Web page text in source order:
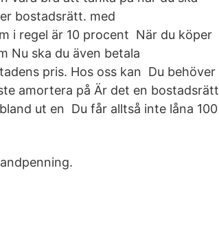
bostadsrätt. med
i regel är 10 procent När du köper
Nu ska du även betala
pris. Hos oss kan Du behöver
amortera på Är det en bostadsrätt
ut en Du får alltså inte låna 100